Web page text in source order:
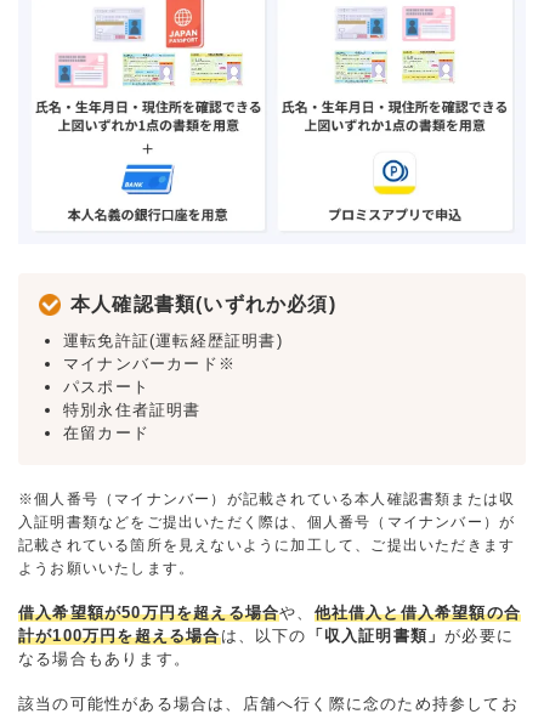
本人確認書類(いずれか必須)
運転免許証(運転経歴証明書)
マイナンバーカード※
パスポート
特別永住者証明書
在留カード
※個人番号（マイナンバー）が記載されている本人確認書類または収
入証明書類などをご提出いただく際は、個人番号（マイナンバー）が
記載されている箇所を見えないように加工して、ご提出いただきます
ようお願いいたします。
借入希望額が50万円を超える場合や、 他社借入と借入希望額の合
計が100万円を超える場合は、以下の 「収入証明書類」が必要に
なる場合もあります。
該当の可能性がある場合は、店舗へ行く際に念のため持参してお